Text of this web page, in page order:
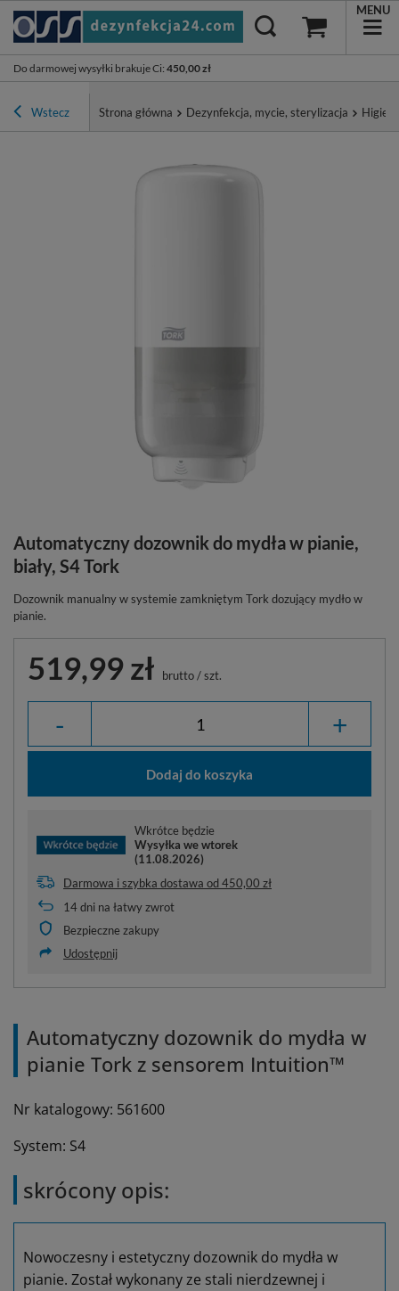
Do darmowej wysyłki brakuje Ci: 450,00 zł
MENU
Wstecz Strona główna Dezynfekcja, mycie, sterylizacja
Automatyczny dozownik do mydła w pianie,
biały, S4 Tork
Dozownik manualny w systemie zamkniętym Tork dozujący mydło w
pianie.
519,99 zł brutto/szt.
- +
Dodaj do koszyka
Wkrótce będzie
Wysyłka we wtorek
(11.08.2026)
Darmowa i szybka dostawa od450,00 zł
14dni na łatwy zwrot
Bezpieczne zakupy
Udostępnij
Automatyczny dozownik do mydła w
pianie Tork z sensorem Intuition™
Nr katalogowy: 561600
System: S4
skrócony opis:
Nowoczesny i estetyczny dozownik do mydła w
pianie. Został wykonany ze stali nierdzewnej i